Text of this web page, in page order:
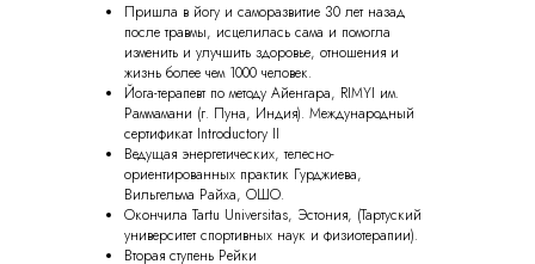
Пришла в йогу и саморазвитие 30 лет назад
после травмы, исцелилась сама и помогла
изменить и улучшить здоровье, отношения и
жизнь более чем 1000 человек.
Йога-терапевт по методу Айенгара, RIMYI им.
Раммамани (г. Пуна, Индия). Международный
сертификат Introductory II
Ведущая энергетических, телесно-
ориентированных практик Гурджиева,
Вильгельма Райха, ОШО.
Окончила Tartu Universitas, Эстония, (Тартуский
университет спортивных наук и физиотерапии).
Вторая ступень Рейки